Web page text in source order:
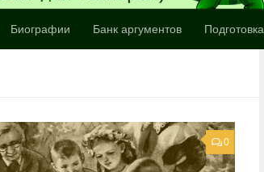
Биографии Банк аргументов Подготовка
0